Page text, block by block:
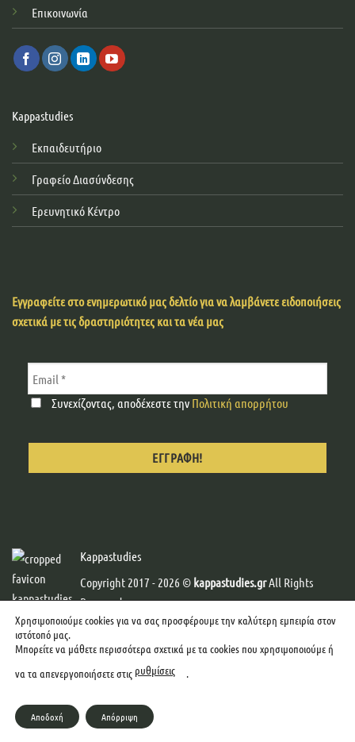
Επικοινωνία
Kappastudies
Εκπαιδευτήριο
Γραφείο Διασύνδεσης
Ερευνητικό Κέντρο
Εγγραφείτε στο ενημερωτικό μας δελτίο για να λαμβάνετε ειδοποιήσεις
σχετικά με τις δραστηριότητες και τα νέα μας
Συνεχίζοντας, αποδέχεστε την Πολιτική απορρήτου
Kappastudies
Copyright 2017 - 2026 © kappastudies.grAll Rights
Reserved.
Developed & Designed byWeb-Creator-Graphics by
mcgraphics
Χρησιμοποιούμε cookies για να σας προσφέρουμε την καλύτερη εμπειρία στον
ιστότοπό μας.
Μπορείτε να μάθετε περισσότερα σχετικά με τα cookies που χρησιμοποιούμε ή
να τα απενεργοποιήσετε στις ρυθμίσεις .
Αποδοχή Απόρριψη